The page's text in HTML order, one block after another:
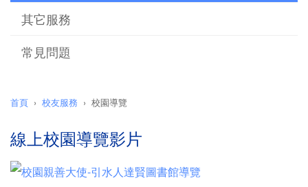
其它服務
常見問題
首頁 校友服務 校園導覽
線上校園導覽影片